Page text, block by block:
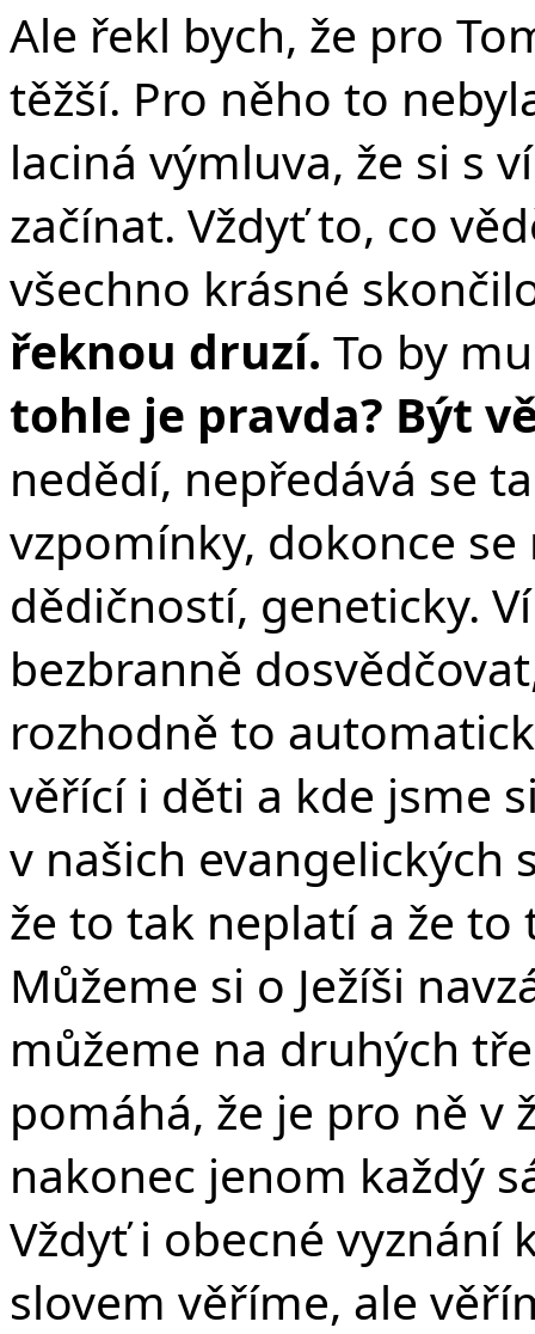
Ale řekl bych, že pro
těžší. Pro něho to
laciná výmluva, že si s
začínat. Vždyť to, co
všechno krásné
řeknou druzí. To by
tohle je pravda? Být
nedědí, nepředává se
vzpomínky, dokonce
dědičností, geneticky.
bezbranně
rozhodně to
věřící i děti a kde jsme
v našich evangelických
že to tak neplatí a že
Můžeme si o Ježíši
můžeme na druhých
pomáhá, že je pro ně v
nakonec jenom každý
Vždyť i obecné vyznání
slovem věříme, ale